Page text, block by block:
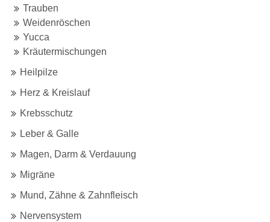
Trauben
Weidenröschen
Yucca
Kräutermischungen
Heilpilze
Herz & Kreislauf
Krebsschutz
Leber & Galle
Magen, Darm & Verdauung
Migräne
Mund, Zähne & Zahnfleisch
Nervensystem